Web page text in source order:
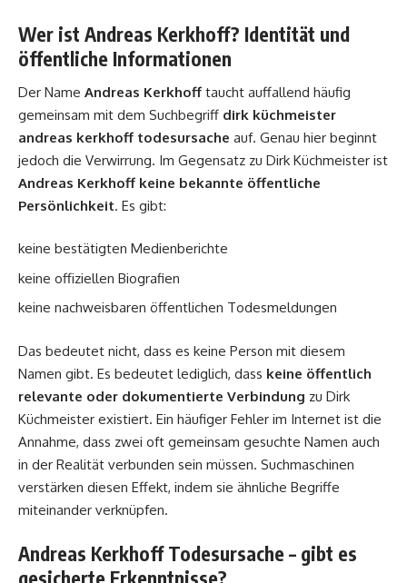
Wer ist Andreas Kerkhoff? Identität und
öffentliche Informationen
Der Name Andreas Kerkhoff taucht auffallend häufig
gemeinsam mit dem Suchbegriff dirk küchmeister
andreas kerkhoff todesursache auf. Genau hier beginnt
jedoch die Verwirrung. Im Gegensatz zu Dirk Küchmeister ist
Andreas Kerkhoff keine bekannte öffentliche
Persönlichkeit. Es gibt:
keine bestätigten Medienberichte
keine offiziellen Biografien
keine nachweisbaren öffentlichen Todesmeldungen
Das bedeutet nicht, dass es keine Person mit diesem
Namen gibt. Es bedeutet lediglich, dass keine öffentlich
relevante oder dokumentierte Verbindung zu Dirk
Küchmeister existiert. Ein häufiger Fehler im Internet ist die
Annahme, dass zwei oft gemeinsam gesuchte Namen auch
in der Realität verbunden sein müssen. Suchmaschinen
verstärken diesen Effekt, indem sie ähnliche Begriffe
miteinander verknüpfen.
Andreas Kerkhoff Todesursache – gibt es